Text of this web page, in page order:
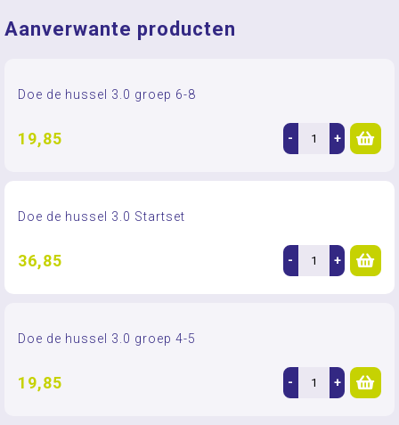
Aanverwante producten
Doe de hussel 3.0 groep 6-8
19,85 - +
Doe de hussel 3.0 Startset
36,85 - +
Doe de hussel 3.0 groep 4-5
19,85 - +